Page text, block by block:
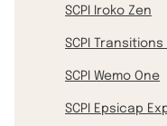
SCPI Iroko Zen
SCPI
SCPI Wemo One
SCPI Epsicap